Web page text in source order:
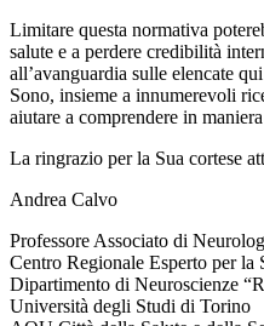
Limitare questa normativa
salute e a perdere credibilità
all’avanguardia sulle elencate
Sono, insieme a innumerevoli
aiutare a comprendere in
La ringrazio per la Sua cortese
Andrea Calvo
Professore Associato di
Centro Regionale Esperto per
Dipartimento di Neuroscienze
Università degli Studi di Torino